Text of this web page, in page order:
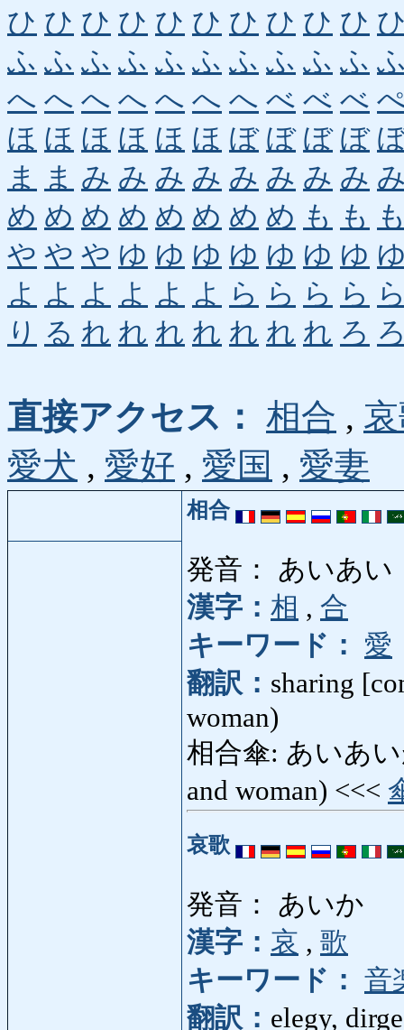
ひ ひ ひ ひ ひ ひ ひ ひ ひ ひ
ふ ふ ふ ふ ふ ふ ふ ふ ふ ふ
へ へ へ へ へ へ へ べ べ べ
ほ ほ ほ ほ ほ ほ ぼ ぼ ぼ ぼ
ま
ま み み み み み み み み
め め め め め め め め も も
や や や ゆ ゆ ゆ ゆ ゆ ゆ ゆ
よ よ よ よ よ よ ら ら ら ら
り る れ れ れ れ れ れ れ ろ
直接アクセス： 相合 ,
愛犬 , 愛好 , 愛国 , 愛妻
相合
発音： あいあい
漢字： 相 , 合
キーワード：
愛
翻訳： sharing
woman)
相合傘: あいあい
and woman) <<<
哀歌
発音： あいか
漢字： 哀 , 歌
キーワード： 音
翻訳： elegy, dirge